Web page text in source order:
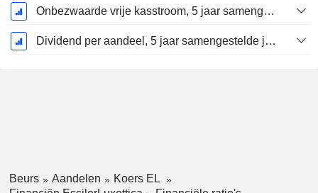
Onbezwaarde vrije kasstroom, 5 jaar samengestelde jaarlijkse groeivoet %
Dividend per aandeel, 5 jaar samengestelde jaarlijkse groei percentage %
Beurs Aandelen
Koers EL